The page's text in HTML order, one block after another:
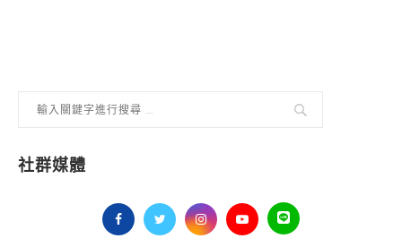
社群媒體